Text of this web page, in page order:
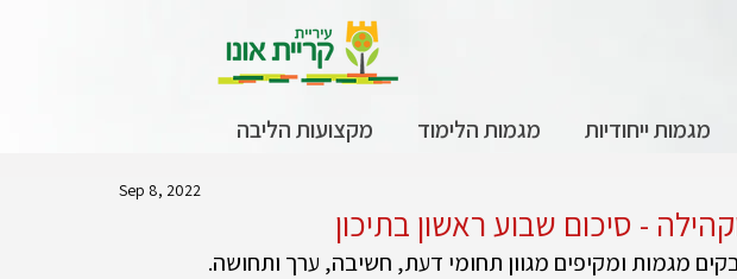
מגמות ייחודיות מגמות הלימוד מקצועות הליבה
- סיכום שבוע ראשון בתיכון
Sep 8, 2022
מגמות ומקיפים מגוון תחומי דעת, חשיבה, ערך ותחושה.